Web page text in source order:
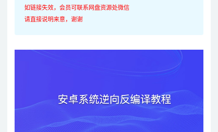
如链接失效，会员可联系网盘资源处微信
请直接说明来意，谢谢